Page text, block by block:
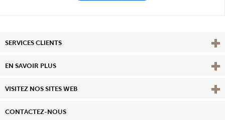
SERVICES CLIENTS
EN SAVOIR PLUS View
VISITEZ NOS SITES WEB
CONTACTEZ-NOUS